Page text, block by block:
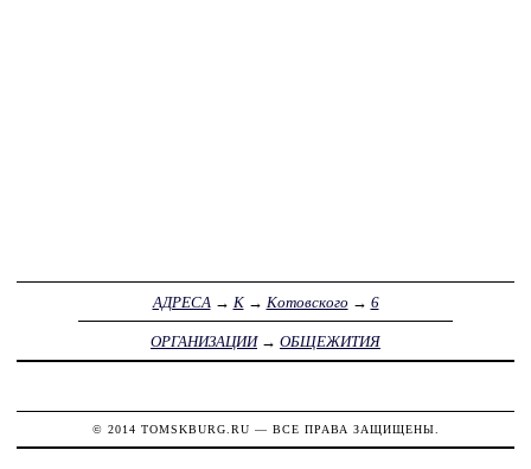
АДРЕСА → К→ Котовского → 6
ОРГАНИЗАЦИИ→ ОБЩЕЖИТИЯ
© 2014 TOMSKBURG.RU — ВСЕ ПРАВА ЗАЩИЩЕНЫ.